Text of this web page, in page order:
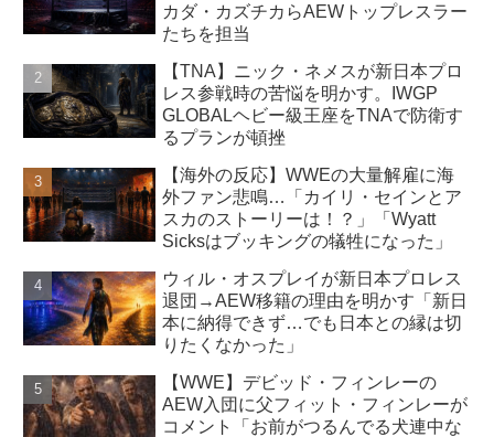
カダ・カズチカらAEWトップレスラー
たちを担当
【TNA】ニック・ネメスが新日本プロ
レス参戦時の苦悩を明かす。IWGP
GLOBALヘビー級王座をTNAで防衛す
るプランが頓挫
【海外の反応】WWEの大量解雇に海
外ファン悲鳴…「カイリ・セインとア
スカのストーリーは！？」「Wyatt
Sicksはブッキングの犠牲になった」
ウィル・オスプレイが新日本プロレス
退団→AEW移籍の理由を明かす「新日
本に納得できず…でも日本との縁は切
りたくなかった」
【WWE】デビッド・フィンレーの
AEW入団に父フィット・フィンレーが
コメント「お前がつるんでる犬連中な